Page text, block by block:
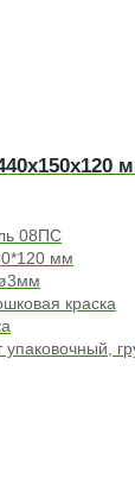
08ПС
мм
краска
упаковочный,